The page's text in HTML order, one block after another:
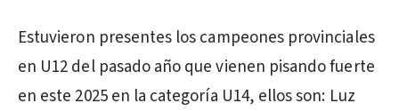
Estuvieron presentes los campeones provinciales
en U12 del pasado año que vienen pisando fuerte
en este 2025 en la categoría U14, ellos son: Luz